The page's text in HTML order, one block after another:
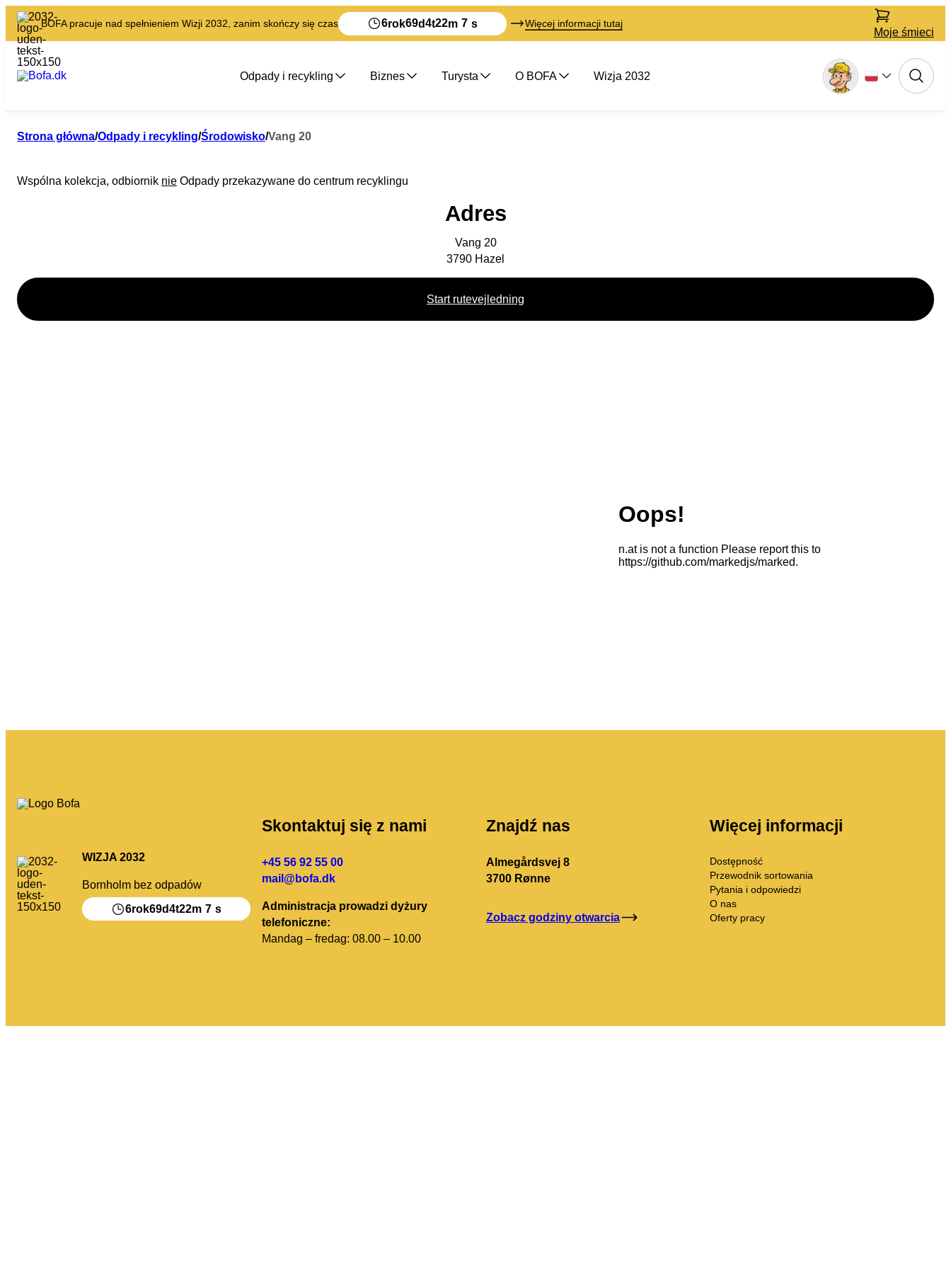
BOFA pracuje nad spełnieniem Wizji 2032, zanim skończy się czas 6rok69d4t22m 7 s Więcej informacji tutaj
Moje śmieci
Odpady i recykling Biznes Turysta O BOFA Wizja 2032
Strona główna/Odpady i recykling/Środowisko/Vang 20
Wspólna kolekcja, odbiornik nie Odpady przekazywane do centrum recyklingu
Adres
Vang 20
3790 Hazel
Start rutevejledning
WIZJA 2032
Bornholm bez odpadów
6rok69d4t22m 7 s
Skontaktuj się z nami
+45 56 92 55 00
mail@bofa.dk
Administracja prowadzi dyżury
telefoniczne:
Mandag – fredag: 08.00 – 10.00
Znajdź nas
Almegårdsvej 8
3700 Rønne
Zobacz godziny otwarcia
Więcej informacji
Dostępność
Przewodnik sortowania
Pytania i odpowiedzi
O nas
Oferty pracy